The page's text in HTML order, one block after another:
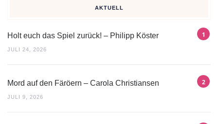
AKTUELL
Holt euch das Spiel zurück! – Philipp Köster
JULI 24, 2026
Mord auf den Färöern – Carola Christiansen
JULI 9, 2026